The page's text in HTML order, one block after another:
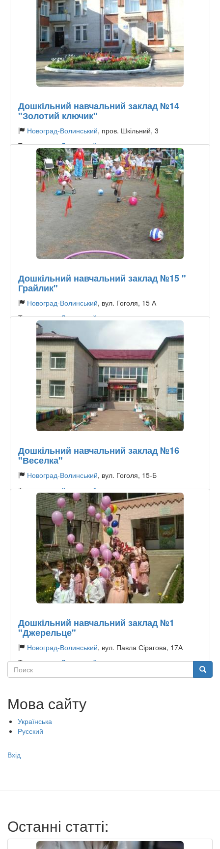
Дошкільний навчальний заклад №14
"Золотий ключик"
Новоград-Волинський, пров. Шкільний, 3
Тип садочку:Державний
Дошкільний навчальний заклад №15 "
Грайлик"
Новоград-Волинський, вул. Гоголя, 15 А
Тип садочку:Державний
Дошкільний навчальний заклад №16
"Веселка"
Новоград-Волинський, вул. Гоголя, 15-Б
Тип садочку:Державний
Дошкільний навчальний заклад №1
"Джерельце"
Новоград-Волинський, вул. Павла Сірагова, 17А
Тип садочку:Державний
Поиск Поиск
Мова сайту
Українська
Русский
Меню
записи
Вхід
Останні статті: